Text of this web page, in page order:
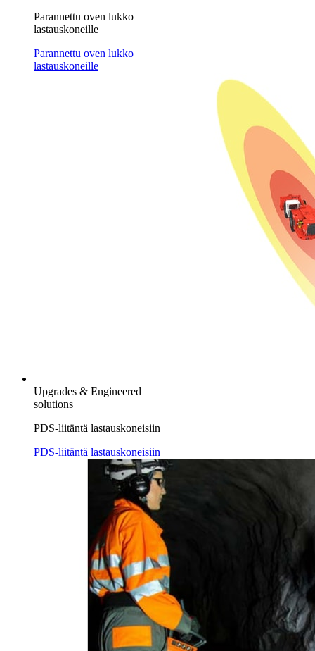
Parannettu oven lukko
lastauskoneille
Parannettu oven lukko
lastauskoneille
Upgrades & Engineered
solutions
PDS-liitäntä lastauskoneisiin
PDS-liitäntä lastauskoneisiin